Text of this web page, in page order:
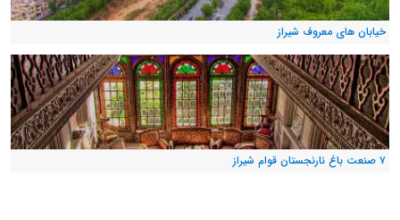
خیابان های معروف شیراز
۷ صنعت باغ نارنجستان قوام شیراز